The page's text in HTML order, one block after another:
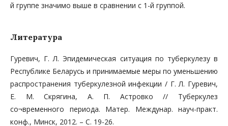
й груп­пе значимо выше в сравнении с 1-й группой.
Литература
Гуревич, Г. Л. Эпидемическая ситуация по туберкулезу в
Республике Беларусь и принимаемые меры по уменьшению
распространения туберкулезной инфекции / Г. Л. Гуревич,
Е. М. Скрягина, А. П. Астровко // Туберкулез
со¬временного периода. Матер. Междунар. науч-практ.
конф., Минск, 2012. – С. 19-26.